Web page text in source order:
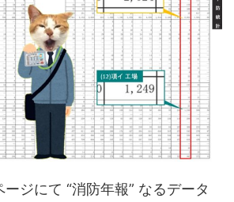
ジにて “消防年報” なるデータ